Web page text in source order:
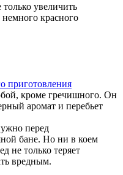
увеличить
немного красного
кроме гречишного. Он
аромат и перебьет
перед
бане. Но ни в коем
не только теряет
вредным.